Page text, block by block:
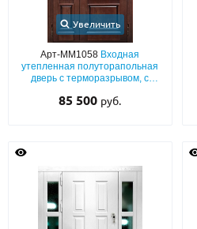
Увеличить
Арт-ММ1058 Входная
утепленная полуторапольная
дверь с терморазрывом, с
коваными решетками и
85 500 руб.